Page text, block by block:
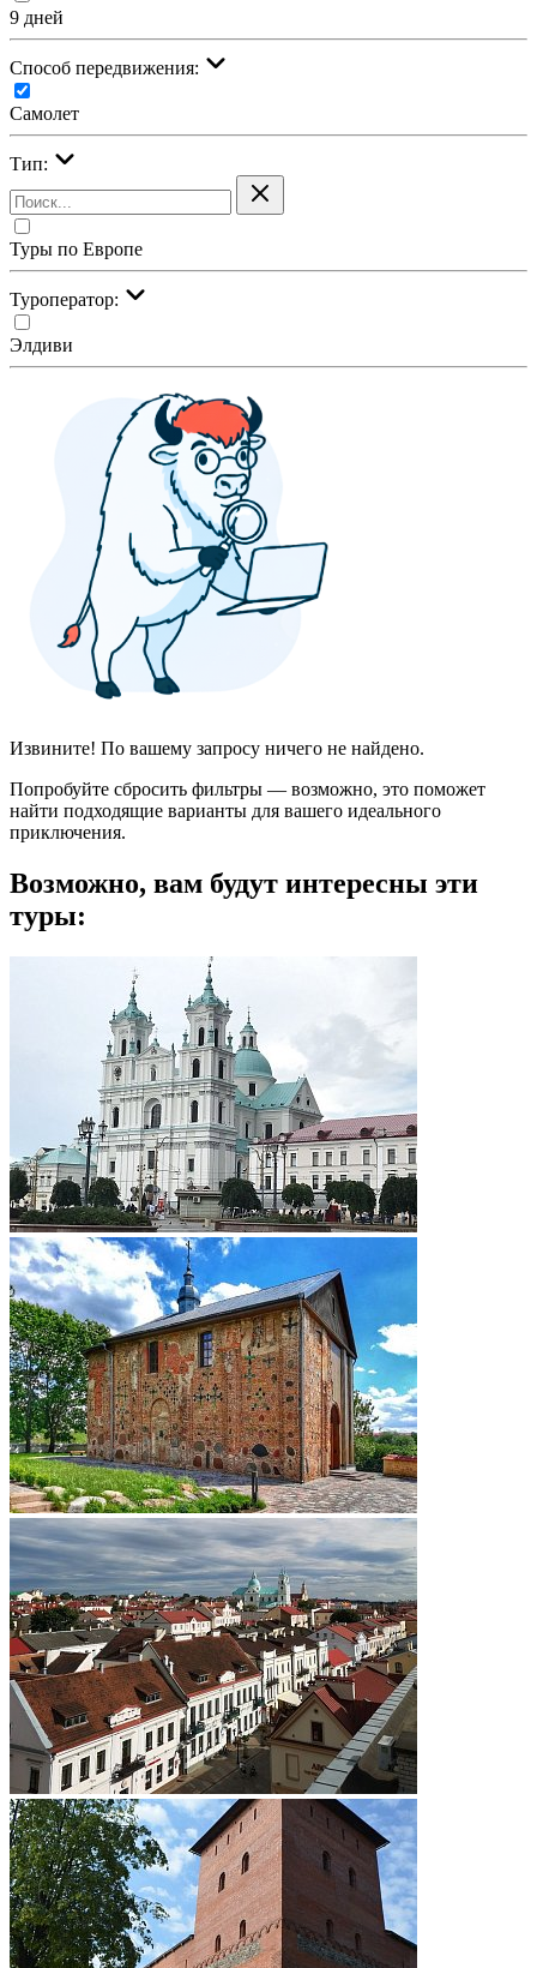
9 дней
Cпособ передвижения:
Самолет
Тип:
Туры по Европе
Туроператор:
Элдиви
Извините! По вашему запросу ничего не найдено.
Попробуйте сбросить фильтры — возможно, это поможет
найти подходящие варианты для вашего идеального
приключения.
Возможно, вам будут интересны эти
туры: